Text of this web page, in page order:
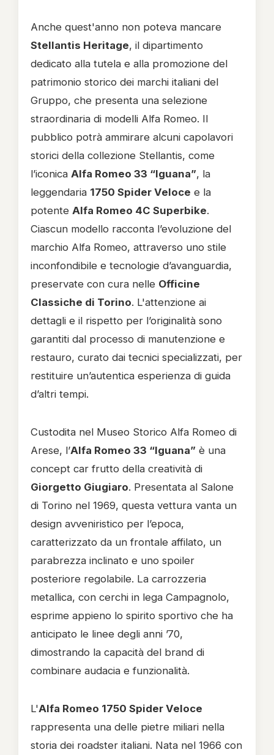
Anche quest'anno non poteva mancare
Stellantis Heritage, il dipartimento
dedicato alla tutela e alla promozione del
patrimonio storico dei marchi italiani del
Gruppo, che presenta una selezione
straordinaria di modelli Alfa Romeo. Il
pubblico potrà ammirare alcuni capolavori
storici della collezione Stellantis, come
l’iconica Alfa Romeo 33 “Iguana”, la
leggendaria 1750 Spider Veloce e la
potente Alfa Romeo 4C Superbike.
Ciascun modello racconta l’evoluzione del
marchio Alfa Romeo, attraverso uno stile
inconfondibile e tecnologie d’avanguardia,
preservate con cura nelle Officine
Classiche di Torino. L'attenzione ai
dettagli e il rispetto per l’originalità sono
garantiti dal processo di manutenzione e
restauro, curato dai tecnici specializzati, per
restituire un’autentica esperienza di guida
d’altri tempi.
Custodita nel Museo Storico Alfa Romeo di
Arese, l’Alfa Romeo 33 “Iguana” è una
concept car frutto della creatività di
Giorgetto Giugiaro. Presentata al Salone
di Torino nel 1969, questa vettura vanta un
design avveniristico per l’epoca,
caratterizzato da un frontale affilato, un
parabrezza inclinato e uno spoiler
posteriore regolabile. La carrozzeria
metallica, con cerchi in lega Campagnolo,
esprime appieno lo spirito sportivo che ha
anticipato le linee degli anni ’70,
dimostrando la capacità del brand di
combinare audacia e funzionalità.
L'Alfa Romeo 1750 Spider Veloce
rappresenta una delle pietre miliari nella
storia dei roadster italiani. Nata nel 1966 con